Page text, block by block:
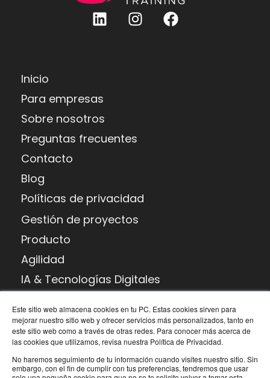
Este sitio web almacena cookies en tu PC. Estas cookies sirven para
mejorar nuestro sitio web y ofrecer servicios más personalizados, tanto en
este sitio web como a través de otras redes. Para conocer más acerca de
las cookies que utilizamos, revisa nuestra Política de Privacidad.
No haremos seguimiento de tu información cuando visites nuestro sitio. Sin
embargo, con el fin de cumplir con tus preferencias, tendremos que usar
Inicio
Para empresas
Sobre nosotros
Preguntas frecuentes
Contacto
Blog
Políticas de privacidad
Gestión de proyectos
Producto
Agilidad
IA & Tecnologías Digitales
Transformación digital
Argentina
T: +54
Operamos
en el